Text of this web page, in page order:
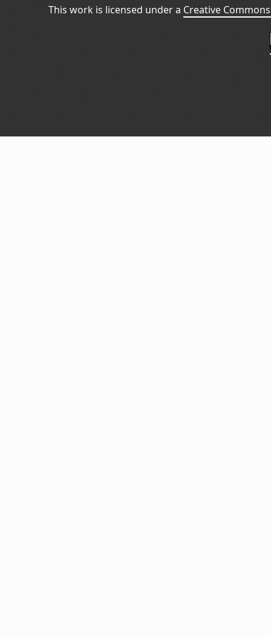
This work is licensed under a Creative